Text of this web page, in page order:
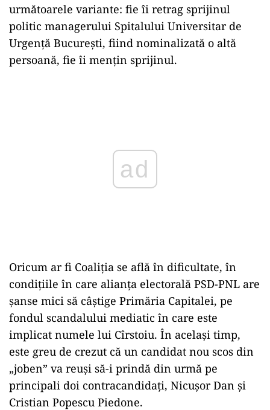
următoarele variante: fie îi retrag sprijinul
politic managerului Spitalului Universitar de
Urgență București, fiind nominalizată o altă
persoană, fie îi mențin sprijinul.
Oricum ar fi Coaliția se află în dificultate, în
condițiile în care alianța electorală PSD-PNL are
șanse mici să câștige Primăria Capitalei, pe
fondul scandalului mediatic în care este
implicat numele lui Cîrstoiu. În același timp,
este greu de crezut că un candidat nou scos din
„joben” va reuși să-i prindă din urmă pe
principali doi contracandidați, Nicușor Dan și
Cristian Popescu Piedone.